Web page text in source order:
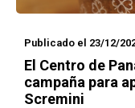
Publicado el 23/12/
El Centro de
campaña para
Scremini